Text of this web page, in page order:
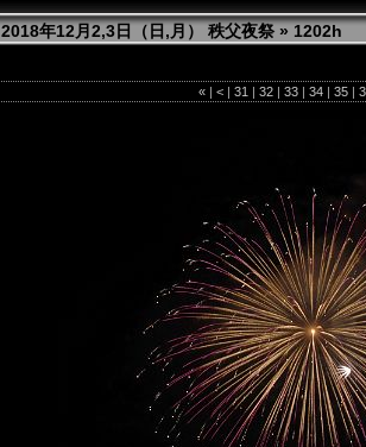
2018年12月2,3日（日,月） 秩父夜祭 » 1202h
« | < | 31 | 32 | 33 | 34 | 35 |